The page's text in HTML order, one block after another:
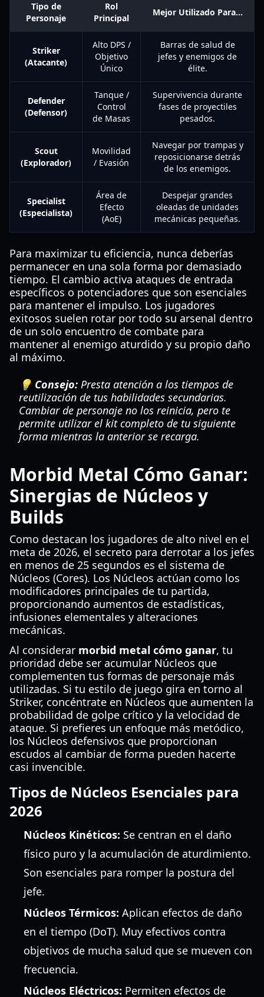
Tipo de
Personaje
Rol
Principal
Mejor Utilizado Para...
Striker
(Atacante)
Alto DPS /
Objetivo
Único
Barras de salud de
jefes y enemigos de
élite.
Defender
(Defensor)
Tanque /
Control
de Masas
Supervivencia durante
fases de proyectiles
pesados.
Scout
(Explorador)
Movilidad
/ Evasión
Navegar por trampas y
reposicionarse detrás
de los enemigos.
Specialist
(Especialista)
Área de
Efecto
(AoE)
Despejar grandes
oleadas de unidades
mecánicas pequeñas.
Para maximizar tu eficiencia, nunca deberías
permanecer en una sola forma por demasiado
tiempo. El cambio activa ataques de entrada
específicos o potenciadores que son esenciales
para mantener el impulso. Los jugadores
exitosos suelen rotar por todo su arsenal dentro
de un solo encuentro de combate para
mantener al enemigo aturdido y su propio daño
al máximo.
💡 Consejo: Presta atención a los tiempos de
reutilización de tus habilidades secundarias.
Cambiar de personaje no los reinicia, pero te
permite utilizar el kit completo de tu siguiente
forma mientras la anterior se recarga.
Morbid Metal Cómo Ganar:
Sinergias de Núcleos y
Builds
Como destacan los jugadores de alto nivel en el
meta de 2026, el secreto para derrotar a los jefes
en menos de 25 segundos es el sistema de
Núcleos (Cores). Los Núcleos actúan como los
modificadores principales de tu partida,
proporcionando aumentos de estadísticas,
infusiones elementales y alteraciones
mecánicas.
Al considerar morbid metal cómo ganar, tu
prioridad debe ser acumular Núcleos que
complementen tus formas de personaje más
utilizadas. Si tu estilo de juego gira en torno al
Striker, concéntrate en Núcleos que aumenten la
probabilidad de golpe crítico y la velocidad de
ataque. Si prefieres un enfoque más metódico,
los Núcleos defensivos que proporcionan
escudos al cambiar de forma pueden hacerte
casi invencible.
Tipos de Núcleos Esenciales para
2026
Núcleos Kinéticos: Se centran en el daño
físico puro y la acumulación de aturdimiento.
Son esenciales para romper la postura del
jefe.
Núcleos Térmicos: Aplican efectos de daño
en el tiempo (DoT). Muy efectivos contra
objetivos de mucha salud que se mueven con
frecuencia.
Núcleos Eléctricos: Permiten efectos de